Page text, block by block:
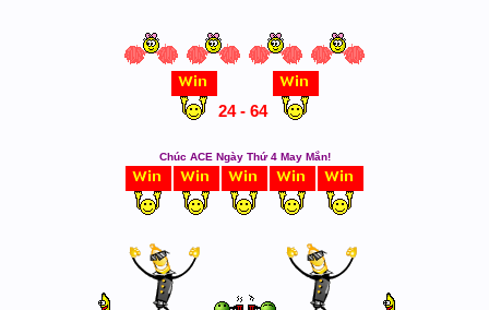
24 - 64
Chúc ACE Ngày Thứ 4 May Mắn!